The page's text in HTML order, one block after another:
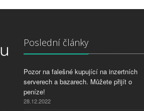
Poslední články
Pozor na falešné kupující na inzertních
serverech a bazarech. Můžete přijít o
peníze!
28.12.2022